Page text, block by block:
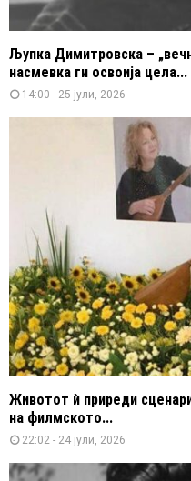
Љупка Димитровска –
насмевка ги освоија цела...
14:00 - 25 јули, 2026
Животот ѝ приреди
на филмското...
22:02 - 24 јули, 2026